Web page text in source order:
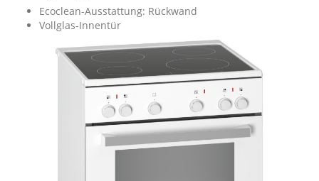
Ecoclean-Ausstattung: Rückwand
Vollglas-Innentür